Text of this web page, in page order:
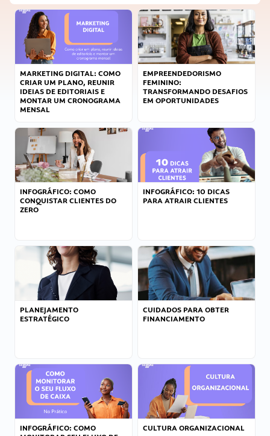
MARKETING DIGITAL: COMO
CRIAR UM PLANO, REUNIR
IDEIAS DE EDITORIAIS E
MONTAR UM CRONOGRAMA
MENSAL
EMPREENDEDORISMO
FEMININO:
TRANSFORMANDO DESAFIOS
EM OPORTUNIDADES
INFOGRÁFICO: COMO
CONQUISTAR CLIENTES DO
ZERO
INFOGRÁFICO: 10 DICAS
PARA ATRAIR CLIENTES
PLANEJAMENTO
ESTRATÉGICO
CUIDADOS PARA OBTER
FINANCIAMENTO
INFOGRÁFICO: COMO
CULTURA ORGANIZACIONAL